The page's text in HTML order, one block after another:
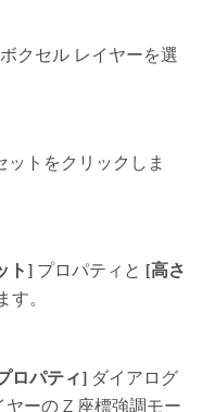
クセル レイヤーを選
トをクリックしま
ト]プロパティと [高さ
。
ロパティ]ダイアログ
ーの Z 座標強調モー